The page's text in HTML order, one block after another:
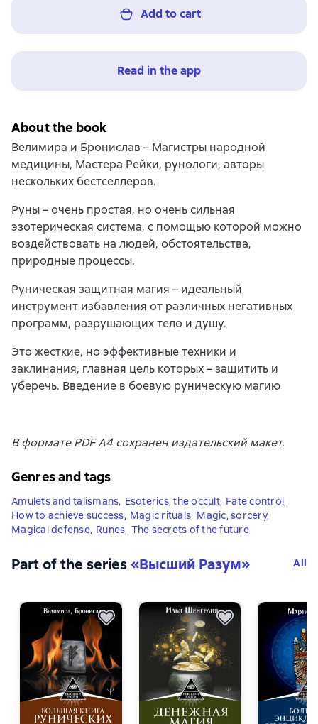
Add to cart
Read in the app
About the book
Велимира и Бронислав – Магистры народной
медицины, Мастера Рейки, рунологи, авторы
нескольких бестселлеров.
Руны – очень простая, но очень сильная
эзотерическая система, с помощью которой можно
воздействовать на людей, обстоятельства,
природные процессы.
Руническая защитная магия – идеальный
инструмент избавления от различных негативных
программ, разрушающих тело и душу.
Это жесткие, но эффективные техники и
заклинания, главная цель которых – защитить и
уберечь. Введение в боевую руническую магию
В формате PDF A4 сохранен издательский макет.
Genres and tags
Amulets and talismans, Esoterics, the occult, Fate control,
How to achieve success, Magic rituals, Magic, sorcery,
Magical defense, Runes, The secrets of the future
Part of the series«Высший Разум» All